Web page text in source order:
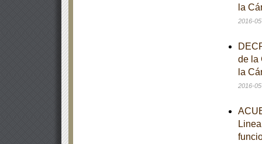
la
2016-
de la
la
2016-